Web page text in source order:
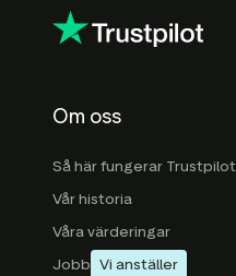
Om oss
Så här fungerar Trustpilot
Vår historia
Våra värderingar
Jobb Vi anställer